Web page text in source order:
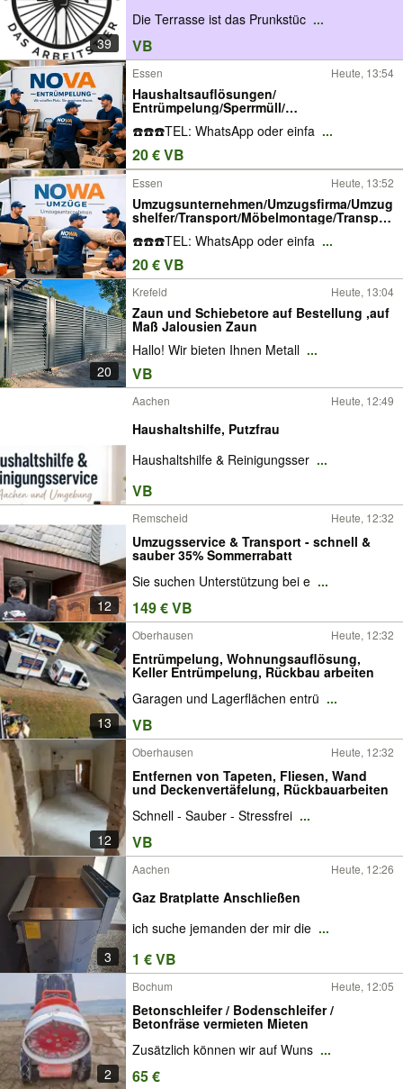
39
Die Terrasse ist das Prunkstüc ...
VB
Essen Heute, 13:54
Haushaltsauflösungen/
Entrümpelung/Sperrmüll/
Entsorgung/Keller/Schrott Abholung
☎️☎️☎️TEL: WhatsApp oder einfa ...
20 € VB
Essen Heute, 13:52
Umzugsunternehmen/Umzugsfirma/Umzug
shelfer/Transport/Möbelmontage/Transpor
ter Mieten mit fahrer/Küchen Transport
☎️☎️☎️TEL: WhatsApp oder einfa ...
20 € VB
20
Krefeld Heute, 13:04
Zaun und Schiebetore auf Bestellung ,auf
Maß Jalousien Zaun
Hallo! Wir bieten Ihnen Metall ...
VB
Aachen Heute, 12:49
Haushaltshilfe, Putzfrau
Haushaltshilfe & Reinigungsser ...
VB
12
Remscheid Heute, 12:32
Umzugsservice & Transport - schnell &
sauber 35% Sommerrabatt
Sie suchen Unterstützung bei e ...
149 € VB
13
Oberhausen Heute, 12:32
Entrümpelung, Wohnungsauflösung,
Keller Entrümpelung, Rückbau arbeiten
Garagen und Lagerflächen entrü ...
VB
12
Oberhausen Heute, 12:32
Entfernen von Tapeten, Fliesen, Wand
und Deckenvertäfelung, Rückbauarbeiten
Schnell - Sauber - Stressfrei ...
VB
3
Aachen Heute, 12:26
Gaz Bratplatte Anschließen
ich suche jemanden der mir die ...
1 € VB
2
Bochum Heute, 12:05
Betonschleifer / Bodenschleifer /
Betonfräse vermieten Mieten
Zusätzlich können wir auf Wuns ...
65 €